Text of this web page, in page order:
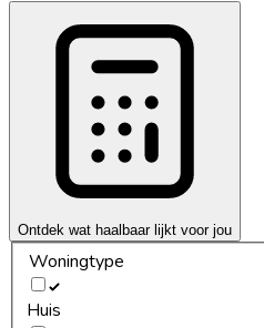
Ontdek wat haalbaar lijkt voor jou
Woningtype
Huis